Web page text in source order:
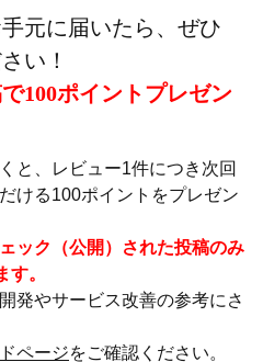
元に届いたら、ぜひ
い！
100ポイントプレゼン
と、レビュー1件につき次回
ける100ポイントをプレゼン
ック（公開）された投稿のみ
。
発やサービス改善の参考にさ
ページをご確認ください。